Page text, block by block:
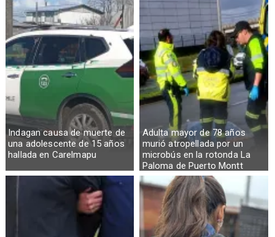
Indagan causa de muerte de
una adolescente de 15 años
hallada en Carelmapu
Adulta mayor de 78 años
murió atropellada por un
microbús en la rotonda La
Paloma de Puerto Montt